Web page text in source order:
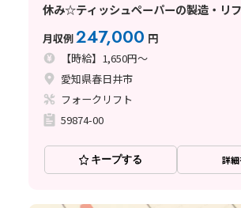
休み☆ティッシュペーパーの製造・リ
ほぼなし◎
月収例247,000 円
【時給】1,650円～
愛知県春日井市
フォークリフト
59874-00
キープする 詳